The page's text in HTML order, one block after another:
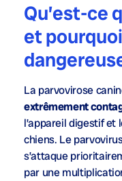
Qu’est-ce
et
La parvovirose
extrêmement
l’appareil digestif
chiens. Le
s’attaque
par une